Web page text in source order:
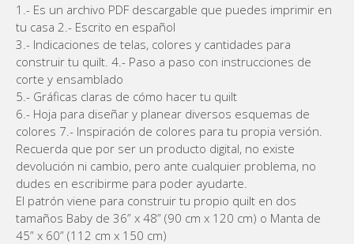
1.- Es un archivo PDF descargable que puedes imprimir en
tu casa 2.- Escrito en español
3.- Indicaciones de telas, colores y cantidades para
construir tu quilt. 4.- Paso a paso con instrucciones de
corte y ensamblado
5.- Gráficas claras de cómo hacer tu quilt
6.- Hoja para diseñar y planear diversos esquemas de
colores 7.- Inspiración de colores para tu propia versión.
Recuerda que por ser un producto digital, no existe
devolución ni cambio, pero ante cualquier problema, no
dudes en escribirme para poder ayudarte.
El patrón viene para construir tu propio quilt en dos
tamaños Baby de 36” x 48” (90 cm x 120 cm) o Manta de
45” x 60” (112 cm x 150 cm)